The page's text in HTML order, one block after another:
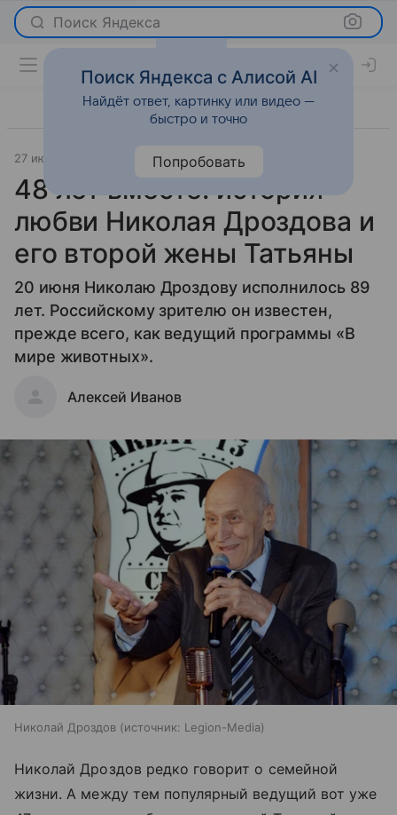
Поиск Яндекса
27 июня 2026 Леди Mail История успеха
48 лет вместе: история
любви Николая Дроздова и
его второй жены Татьяны
20 июня Николаю Дроздову исполнилось 89
лет. Российскому зрителю он известен,
прежде всего, как ведущий программы «В
мире животных».
Алексей Иванов
Николай Дроздов источник: Legion-Media
Николай Дроздов редко говорит о семейной
жизни. А между тем популярный ведущий вот уже
Поиск Яндекса с Алисой AI
Найдёт ответ, картинку или видео —
быстро и точно
Попробовать